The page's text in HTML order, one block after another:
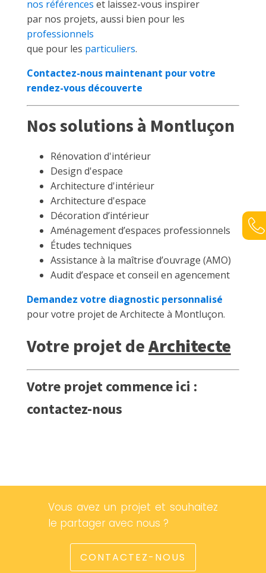
nos références et laissez-vous inspirer
par nos projets, aussi bien pour les
professionnels
que pour les particuliers.
Contactez-nous maintenant pour votre
rendez-vous découverte
Nos solutions à Montluçon
Rénovation d'intérieur
Design d'espace
Architecture d'intérieur
Architecture d'espace
Décoration d’intérieur
Aménagement d’espaces professionnels
Études techniques
Assistance à la maîtrise d’ouvrage (AMO)
Audit d’espace et conseil en agencement
Demandez votre diagnostic personnalisé
pour votre projet de Architecte à Montluçon.
Votre projet deArchitecte
Votre projet commence ici :
contactez-nous
Vous avez un projet et souhaitez
le partager avec nous ?
CONTACTEZ-NOUS